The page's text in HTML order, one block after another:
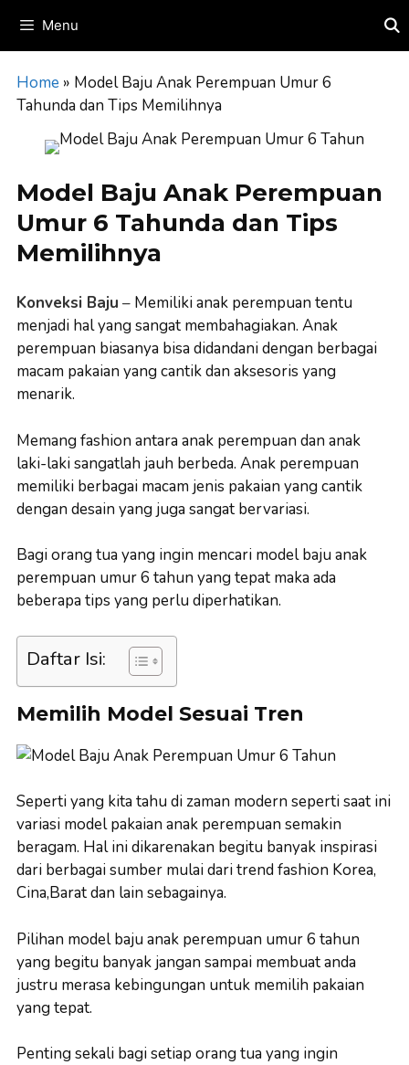
content
Menu
Home » Model Baju Anak Perempuan Umur 6
Tahunda dan Tips Memilihnya
Model Baju Anak Perempuan
Umur 6 Tahunda dan Tips
Memilihnya
Konveksi Baju – Memiliki anak perempuan tentu
menjadi hal yang sangat membahagiakan. Anak
perempuan biasanya bisa didandani dengan berbagai
macam pakaian yang cantik dan aksesoris yang
menarik.
Memang fashion antara anak perempuan dan anak
laki-laki sangatlah jauh berbeda. Anak perempuan
memiliki berbagai macam jenis pakaian yang cantik
dengan desain yang juga sangat bervariasi.
Bagi orang tua yang ingin mencari model baju anak
perempuan umur 6 tahun yang tepat maka ada
beberapa tips yang perlu diperhatikan.
Daftar Isi:
Memilih Model Sesuai Tren
Seperti yang kita tahu di zaman modern seperti saat ini
variasi model pakaian anak perempuan semakin
beragam. Hal ini dikarenakan begitu banyak inspirasi
dari berbagai sumber mulai dari trend fashion Korea,
Cina,Barat dan lain sebagainya.
Pilihan model baju anak perempuan umur 6 tahun
yang begitu banyak jangan sampai membuat anda
justru merasa kebingungan untuk memilih pakaian
yang tepat.
Penting sekali bagi setiap orang tua yang ingin